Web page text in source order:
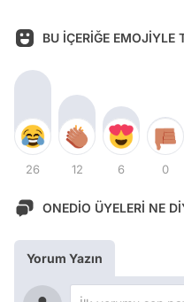
BU İÇERİĞE EMOJİYLE
26 12 6 0
ONEDİO ÜYELERİ NE
Yorum Yazın